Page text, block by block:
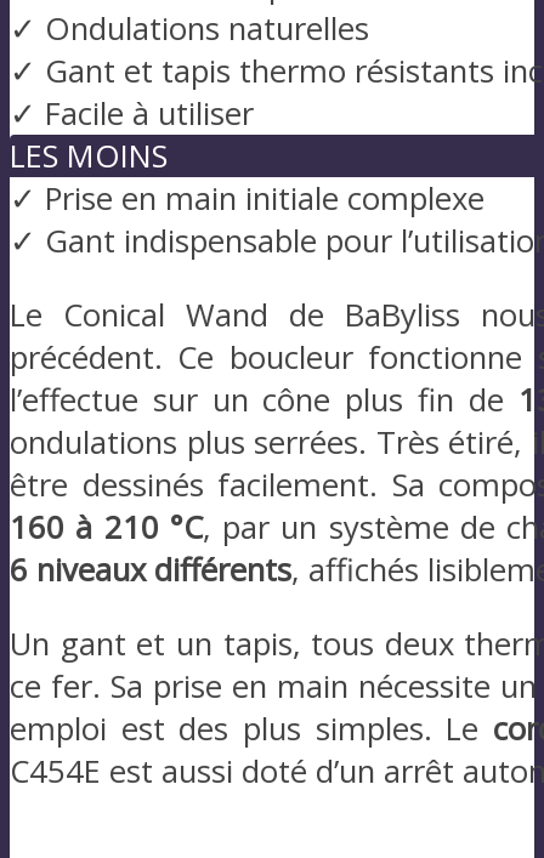
✓ Ondulations naturelles
✓ Gant et tapis thermo résistants
✓ Facile à utiliser
LES MOINS
✓ Prise en main initiale complexe
✓ Gant indispensable pour
Le Conical Wand de BaByliss
précédent. Ce boucleur
l’effectue sur un cône plus fin de
ondulations plus serrées. Très étiré,
être dessinés facilement. Sa
160 à 210 °C, par un système de
6 niveaux différents, affichés
Un gant et un tapis, tous deux
ce fer. Sa prise en main nécessite
emploi est des plus simples. Le
C454E est aussi doté d’un arrêt